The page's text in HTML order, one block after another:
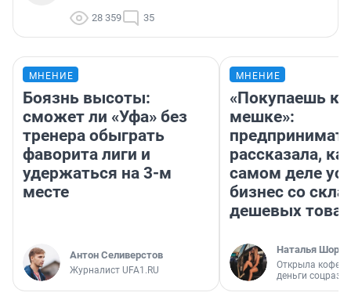
28 359 35
МНЕНИЕ
Боязнь высоты:
сможет ли «Уфа» без
тренера обыграть
фаворита лиги и
удержаться на 3-м
месте
Антон Селиверстов
Журналист UFA1.RU
МНЕНИЕ
«Покупаешь
мешке»:
рассказала,
самом деле
бизнес со
дешевых
Наталья
Открыла
деньги